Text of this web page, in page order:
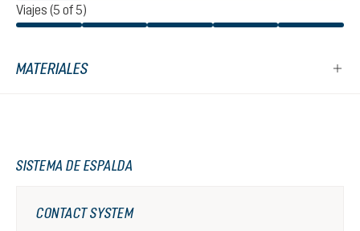
Viajes (5 of 5)
MATERIALES
SISTEMA DE ESPALDA
CONTACT SYSTEM